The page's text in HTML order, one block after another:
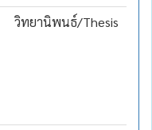
วิทยานิพนธ์/Thesis